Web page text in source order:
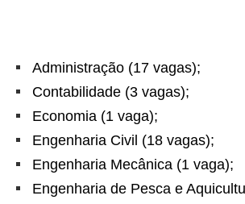
Administração (17 vagas);
Contabilidade (3 vagas);
Economia (1 vaga);
Engenharia Civil (18 vagas);
Engenharia Mecânica (1 vaga);
Engenharia de Pesca e